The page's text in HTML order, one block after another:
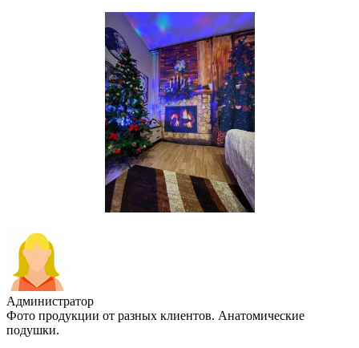
Администратор
Фото продукции от разных клиентов. Анатомические
подушки.